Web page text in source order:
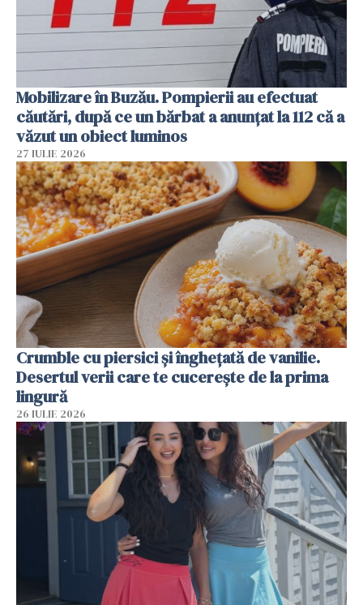
Mobilizare în Buzău. Pompierii au efectuat
căutări, după ce un bărbat a anunțat la 112 că a
văzut un obiect luminos
27 IULIE 2026
Crumble cu piersici și înghețată de vanilie.
Desertul verii care te cucerește de la prima
lingură
26 IULIE 2026